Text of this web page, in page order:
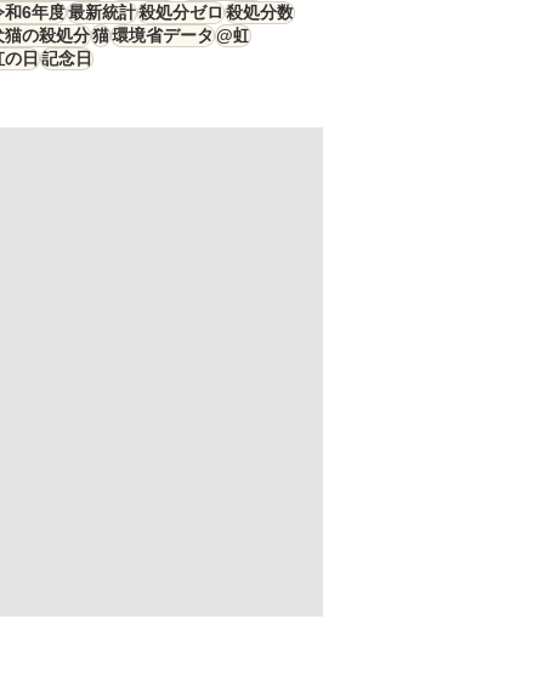
和6年度最新統計殺処分ゼロ殺処分数
猫の殺処分猫環境省データ@虹
の日記念日